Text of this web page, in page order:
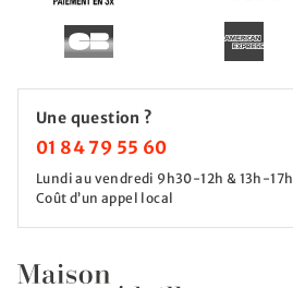
Une question ?
01 84 79 55 60
Lundi au vendredi 9h30-12h & 13h-17h
Coût d’un appel local